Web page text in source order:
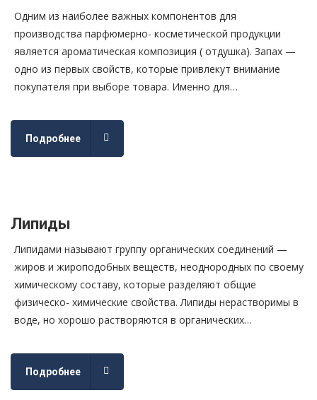
Одним из наиболее важных компонентов для
производства парфюмерно- косметической продукции
является ароматическая композиция ( отдушка). Запах —
одно из первых свойств, которые привлекут внимание
покупателя при выборе товара. Именно для…
Подробнее
Липиды
Липидами называют группу органических соединений —
жиров и жироподобных веществ, неоднородных по своему
химическому составу, которые разделяют общие
физическо- химические свойства. Липиды нерастворимы в
воде, но хорошо растворяются в органических…
Подробнее